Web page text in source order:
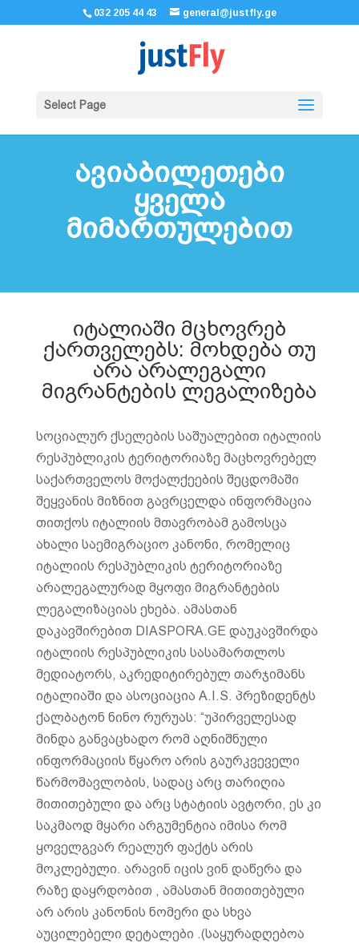
032 205 44 43 general@justfly.ge
Select Page
ავიაბილეთები
ყველა
მიმართულებით
იტალიაში მცხოვრებ
ქართველებს: მოხდება თუ
არა არალეგალი
მიგრანტების ლეგალიზება
სოციალურ ქსელების საშუალებით იტალიის
რესპუბლიკის ტერიტორიაზე მაცხოვრებელ
საქართველოს მოქალქეების შეცდომაში
შეყვანის მიზნით გავრცელდა ინფორმაცია
თითქოს იტალიის მთავრობამ გამოსცა
ახალი საემიგრაციო კანონი, რომელიც
იტალიის რესპუბლიკის ტერიტორიაზე
არალეგალურად მყოფი მიგრანტების
ლეგალიზაციას ეხება. ამასთან
დაკავშირებით DIASPORA.GE დაუკავშირდა
იტალიის რესპუბლიკის სასამართლოს
მედიატორს, აკრედიტირებულ თარჯიმანს
იტალიაში და ასოციაცია A.I.S. პრეზიდენტს
ქალბატონ ნინო რურუას: “უპირველესად
მინდა განვაცხადო რომ აღნიშნული
ინფორმაციის წყარო არის გაურკვეველი
წარმომავლობის, სადაც არც თარიღია
მითითებული და არც სტატიის ავტორი, ეს კი
საკმაოდ მყარი არგუმენტია იმისა რომ
ყოველგვარ რეალურ ფაქტს არის
მოკლებული. არავინ იცის ვინ დაწერა და
რაზე დაყრდობით , ამასთან მითითებული
არ არის კანონის ნომერი და სხვა
აუცილებელი დეტალები .(საყურადღებოა